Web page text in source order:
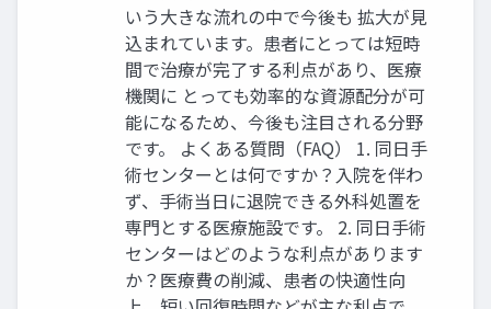
いう大きな流れの中で今後も 拡大が見
込まれています。患者にとっては短時
間で治療が完了する利点があり、医療
機関に とっても効率的な資源配分が可
能になるため、今後も注目される分野
です。 よくある質問（FAQ） 1. 同日手
術センターとは何ですか？​ 入院を伴わ
ず、手術当日に退院できる外科処置を
専門とする医療施設です。 2. 同日手術
センターはどのような利点があります
か？​ 医療費の削減、患者の快適性向